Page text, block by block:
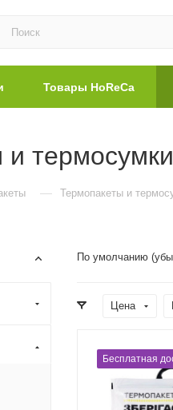
Товары HoReCa
термосумки
— Термопакеты и
По умолчанию
Цена
Бесплатная